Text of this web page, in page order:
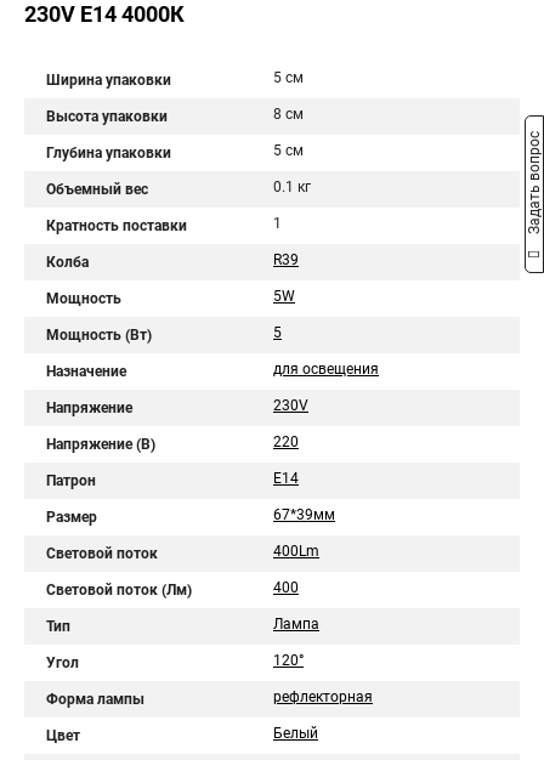
230V E14 4000К
Ширина упаковки 5 см
Высота упаковки 8 см
Глубина упаковки 5 см
Объемный вес 0.1 кг
Кратность поставки 1
Колба R39
Мощность 5W
Мощность (Вт) 5
Назначение для освещения
Напряжение 230V
Напряжение (В) 220
Патрон E14
Размер 67*39мм
Световой поток 400Lm
Световой поток (Лм) 400
Тип Лампа
Угол 120°
Форма лампы рефлекторная
Цвет Белый
Задать вопрос